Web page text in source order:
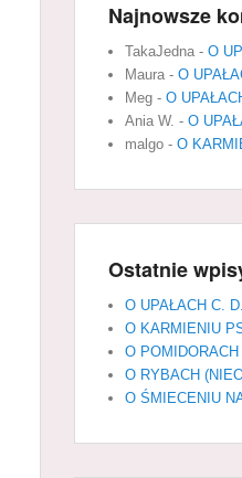
Najnowsze
TakaJedna - O
Maura - O
Meg - O
Ania W. - O
malgo - O
Ostatnie
O UPAŁACH C. D.
O KARMIENIU
O
O RYBACH
O ŚMIECENIU